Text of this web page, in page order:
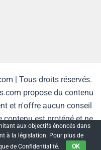
| Tous droits réservés.
propose du contenu
et n'offre aucun conseil
est protégé et ne
autorisation.
aux objectifs énoncés dans
à la législation. Pour plus de
de Confidentialité.
OK